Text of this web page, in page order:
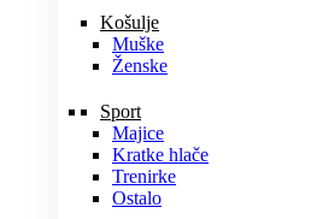
Košulje
Muške
Ženske
Sport
Majice
Kratke hlače
Trenirke
Ostalo